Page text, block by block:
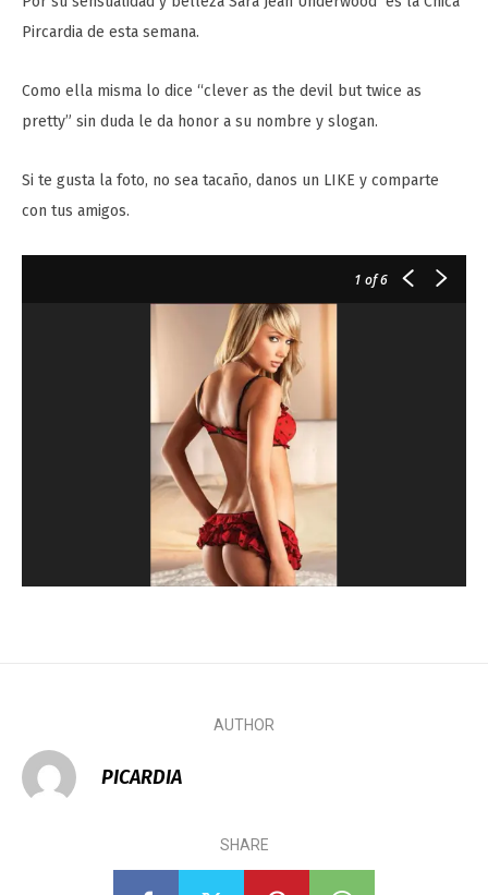
Pircardia de esta semana.
Como ella misma lo dice “clever as the devil but twice as
pretty” sin duda le da honor a su nombre y slogan.
Si te gusta la foto, no sea tacaño, danos un LIKE y comparte
con tus amigos.
1 of 6
AUTHOR
PICARDIA
SHARE